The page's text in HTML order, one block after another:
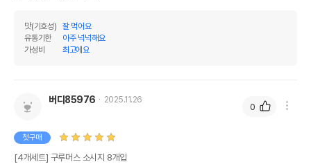
맛(기호성)
잘 먹어요
유통기한
아주 넉넉해요
가성비
최고에요
버디85976 2025.11.26
첫구매
[4개세트] 구루머스 소시지 8개입
0